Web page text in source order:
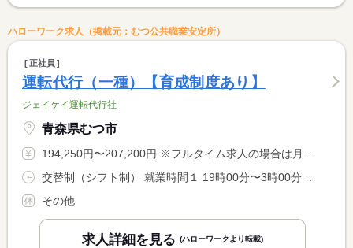
ハローワーク求人（掲載元：むつ公共職業安定所）
正社員
運転代行（一種）【育成制度あり】
ジェイケイ運転代行社
青森県むつ市
194,250円〜207,200円 ※フルタイム求人の場合は月額（換算額）、パート求人の場合は時間額を表示しています。
その他
求人詳細を見る (ハローワークより転載)